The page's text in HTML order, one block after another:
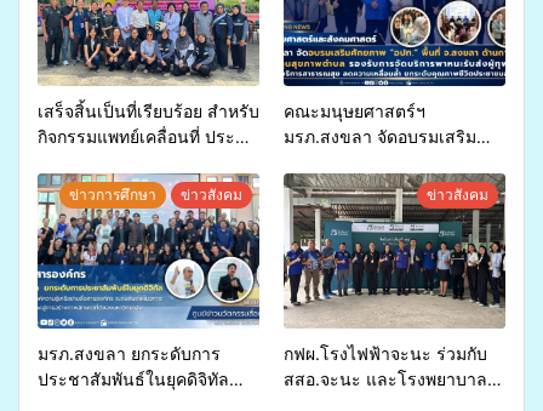
เสร็จสิ้นเป็นที่เรียบร้อย สำหรับ
กิจกรรมแพทย์เคลื่อนที่ ประจำ
สุขภาพแก่ประชาชนในพื้นที่
อำเภอจะนะ
คณะมนุษยศาสตร์ฯ
มรภ.สงขลา จัดอบรมเสริม
จ่ายงบกองทุนสุขภาพตำบล
รองรับการจัดบริการพาหนะรับ
ส่งผู้ทุพพลภาพเพื่อเข้ารับ
บริการสาธารณสุข ลดความ
เหลื่อมล้ำ ยกระดับคุณภาพ
ชีวิตประชาชนอย่างยั่งยืน
ข่าวการศึกษา ข่าวสังคม
มรภ.สงขลา ยกระดับการ
ประชาสัมพันธ์ในยุคดิจิทัล
ข่าวสังคม
กฟผ.โรงไฟฟ้าจะนะ ร่วมกับ
สสอ.จะนะ และโรงพยาบาล